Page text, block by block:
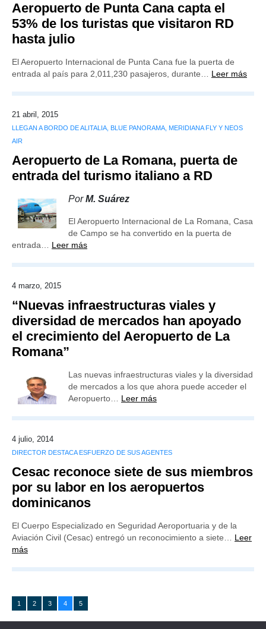
Aeropuerto de Punta Cana capta el
53% de los turistas que visitaron RD
hasta julio
El Aeropuerto Internacional de Punta Cana fue la puerta de
entrada al país para 2,011,230 pasajeros, durante… Leer más
21 abril, 2015
LLEGAN A BORDO DE ALITALIA, BLUE PANORAMA, MERIDIANA FLY Y NEOS
AIR
Aeropuerto de La Romana, puerta de
entrada del turismo italiano a RD
PorM. Suárez
El Aeropuerto Internacional de La Romana, Casa
de Campo se ha convertido en la puerta de
entrada… Leer más
4 marzo, 2015
“Nuevas infraestructuras viales y
diversidad de mercados han apoyado
el crecimiento del Aeropuerto de La
Romana”
Las nuevas infraestructuras viales y la diversidad
de mercados a los que ahora puede acceder el
Aeropuerto… Leer más
4 julio, 2014
DIRECTOR DESTACA ESFUERZO DE SUS AGENTES
Cesac reconoce siete de sus miembros
por su labor en los aeropuertos
dominicanos
El Cuerpo Especializado en Seguridad Aeroportuaria y de la
Aviación Civil (Cesac) entregó un reconocimiento a siete… Leer
más
1 2 3 4 5